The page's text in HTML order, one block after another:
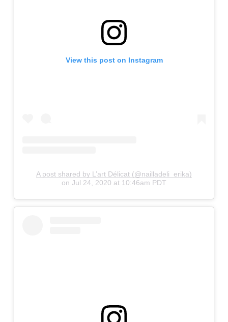
View this post on Instagram
A post shared by L’art Délicat (@nailladeli_erika)
on Jul 24, 2020 at 10:46am PDT